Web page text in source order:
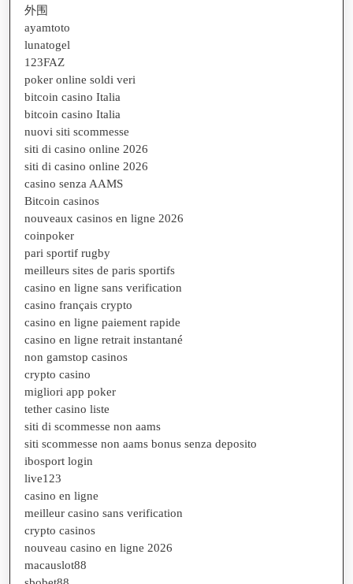
外围
ayamtoto
lunatogel
123FAZ
poker online soldi veri
bitcoin casino Italia
bitcoin casino Italia
nuovi siti scommesse
siti di casino online 2026
siti di casino online 2026
casino senza AAMS
Bitcoin casinos
nouveaux casinos en ligne 2026
coinpoker
pari sportif rugby
meilleurs sites de paris sportifs
casino en ligne sans verification
casino français crypto
casino en ligne paiement rapide
casino en ligne retrait instantané
non gamstop casinos
crypto casino
migliori app poker
tether casino liste
siti di scommesse non aams
siti scommesse non aams bonus senza deposito
ibosport login
live123
casino en ligne
meilleur casino sans verification
crypto casinos
nouveau casino en ligne 2026
macauslot88